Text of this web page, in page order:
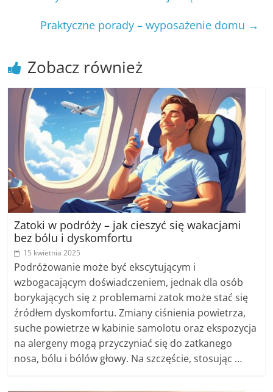
Praktyczne porady – wyposażenie domu →
Zobacz również
Zatoki w podróży – jak cieszyć się wakacjami
bez bólu i dyskomfortu
15 kwietnia 2025
Podróżowanie może być ekscytującym i
wzbogacającym doświadczeniem, jednak dla osób
borykających się z problemami zatok może stać się
źródłem dyskomfortu. Zmiany ciśnienia powietrza,
suche powietrze w kabinie samolotu oraz ekspozycja
na alergeny mogą przyczyniać się do zatkanego
nosa, bólu i bólów głowy. Na szczęście, stosując …